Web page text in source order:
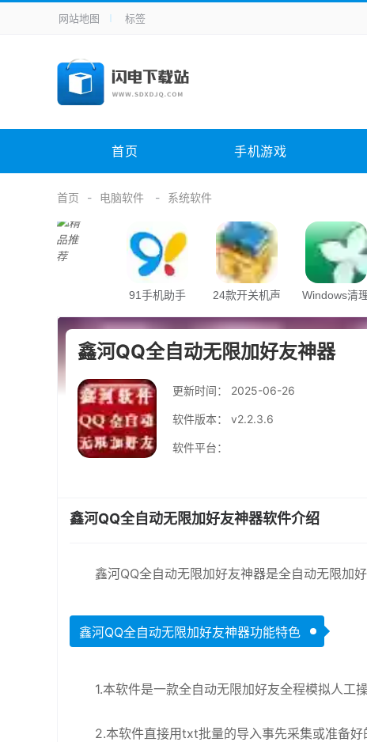
手机应用
手机游戏 H5游戏
电脑软件 其它类别 图形软件 安全
未分类 综
网站地图 标签
首页 手机游戏
首页 电脑软件 系统软件
91手机助手
24款开关机声
Windows清
鑫河QQ全自动无限加好友神器
更新时间： 2025-06-26
软件版本： v2.2.3.6
软件平台：
鑫河QQ全自动无限加好友神器软件介绍
鑫河QQ全自动无限加好友神器是全自动无限加
鑫河QQ全自动无限加好友神器功能特色
1.本软件是一款全自动无限加好友全程模拟人工
2.本软件直接用txt批量的导入事先采集或准备好